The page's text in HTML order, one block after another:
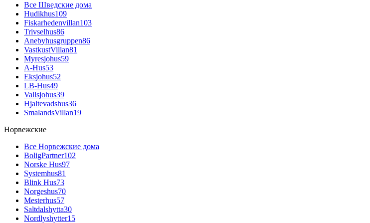
Все Шведские дома
Hudikhus109
Fiskarhedenvillan103
Trivselhus86
Anebyhusgruppen86
VastkustVillan81
Myresjohus59
A-Hus53
Eksjohus52
LB-Hus49
Vallsjohus39
Hjaltevadshus36
SmalandsVillan19
Норвежские
Все Норвежские дома
BoligPartner102
Norske Hus97
Systemhus81
Blink Hus73
Norgeshus70
Mesterhus57
Saltdalshytta30
Nordlyshytter15